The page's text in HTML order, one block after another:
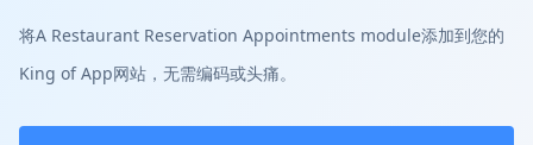
将A Restaurant Reservation Appointments module添加到您的
King of App网站，无需编码或头痛。